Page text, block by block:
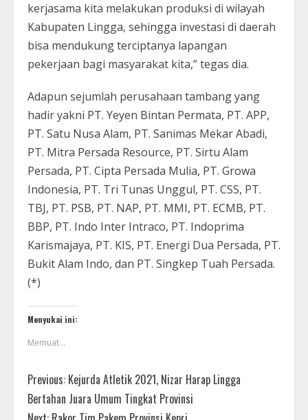
kerjasama kita melakukan produksi di wilayah
Kabupaten Lingga, sehingga investasi di daerah
bisa mendukung terciptanya lapangan
pekerjaan bagi masyarakat kita,” tegas dia.
Adapun sejumlah perusahaan tambang yang
hadir yakni PT. Yeyen Bintan Permata, PT. APP,
PT. Satu Nusa Alam, PT. Sanimas Mekar Abadi,
PT. Mitra Persada Resource, PT. Sirtu Alam
Persada, PT. Cipta Persada Mulia, PT. Growa
Indonesia, PT. Tri Tunas Unggul, PT. CSS, PT.
TBJ, PT. PSB, PT. NAP, PT. MMI, PT. ECMB, PT.
BBP, PT. Indo Inter Intraco, PT. Indoprima
Karismajaya, PT. KIS, PT. Energi Dua Persada, PT.
Bukit Alam Indo, dan PT. Singkep Tuah Persada.
(*)
Menyukai ini:
Memuat...
Previous: Kejurda Atletik 2021, Nizar Harap Lingga
Bertahan Juara Umum Tingkat Provinsi